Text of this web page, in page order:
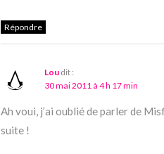
Répondre
Lou dit :
30 mai 2011 à 4 h 17 min
Ah voui, j’ai oublié de parler de
suite !